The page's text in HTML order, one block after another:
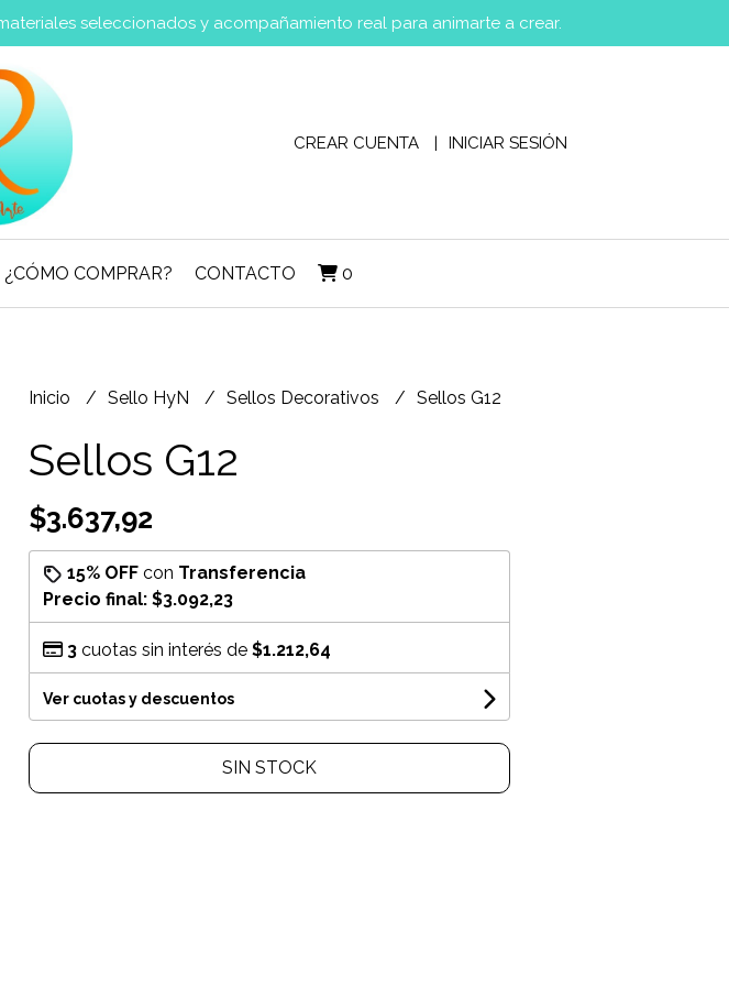
seleccionados y acompañamiento real para animarte a crear.
CREAR CUENTA INICIAR SESIÓN
¿CÓMO COMPRAR? CONTACTO 0
Inicio Sello HyN Sellos Decorativos Sellos G12
Sellos G12
$3.637,92
15% OFF con Transferencia
Precio final: $3.092,23
3 cuotas sin interés de $1.212,64
Ver cuotas y descuentos
SIN STOCK